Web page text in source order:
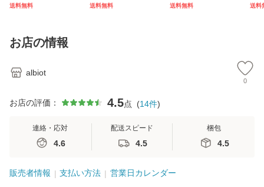
送料無料 送料無料 送料無料 送料
お店の情報
albiot
0
お店の評価： 4.5点 (14件)
連絡・応対
4.6
配送スピード
4.5
梱包
4.5
販売者情報 支払い方法 営業日カレンダー